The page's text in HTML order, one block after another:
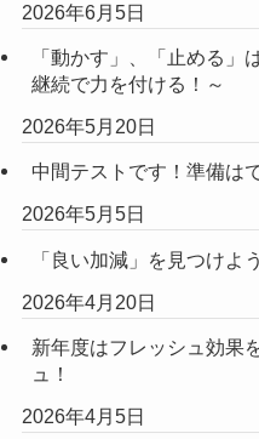
2026年6月5日
「動かす」、「止める」
継続で力を付ける！～
2026年5月20日
中間テストです！準備は
2026年5月5日
「良い加減」を見つけよ
2026年4月20日
新年度はフレッシュ効果
ュ！
2026年4月5日